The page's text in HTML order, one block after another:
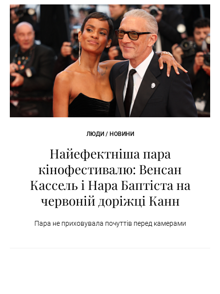
ЛЮДИ / НОВИНИ
Найефектніша пара
кінофестивалю: Венсан
Кассель і Нара Баптіста на
червоній доріжці Канн
Пара не приховувала почуттів перед камерами